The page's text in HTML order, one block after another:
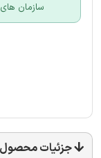
سازمان
جزئیات محصول